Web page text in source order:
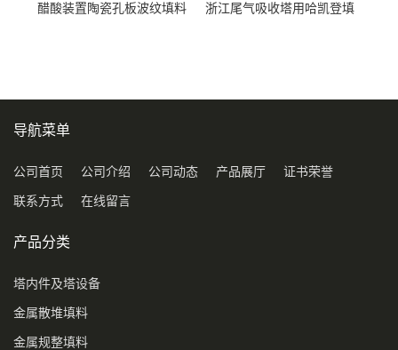
醋酸装置陶瓷孔板波纹填料
浙江尾气吸收塔用哈凯登填
导航菜单
公司首页 公司介绍 公司动态 产品展厅 证书荣誉
联系方式 在线留言
产品分类
塔内件及塔设备
金属散堆填料
金属规整填料